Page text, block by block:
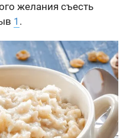
желания съесть
1 .